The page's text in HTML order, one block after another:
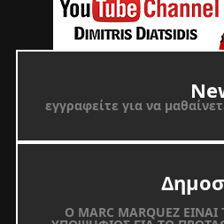
εγγραφείτε για να
O MARC MARQUEZ